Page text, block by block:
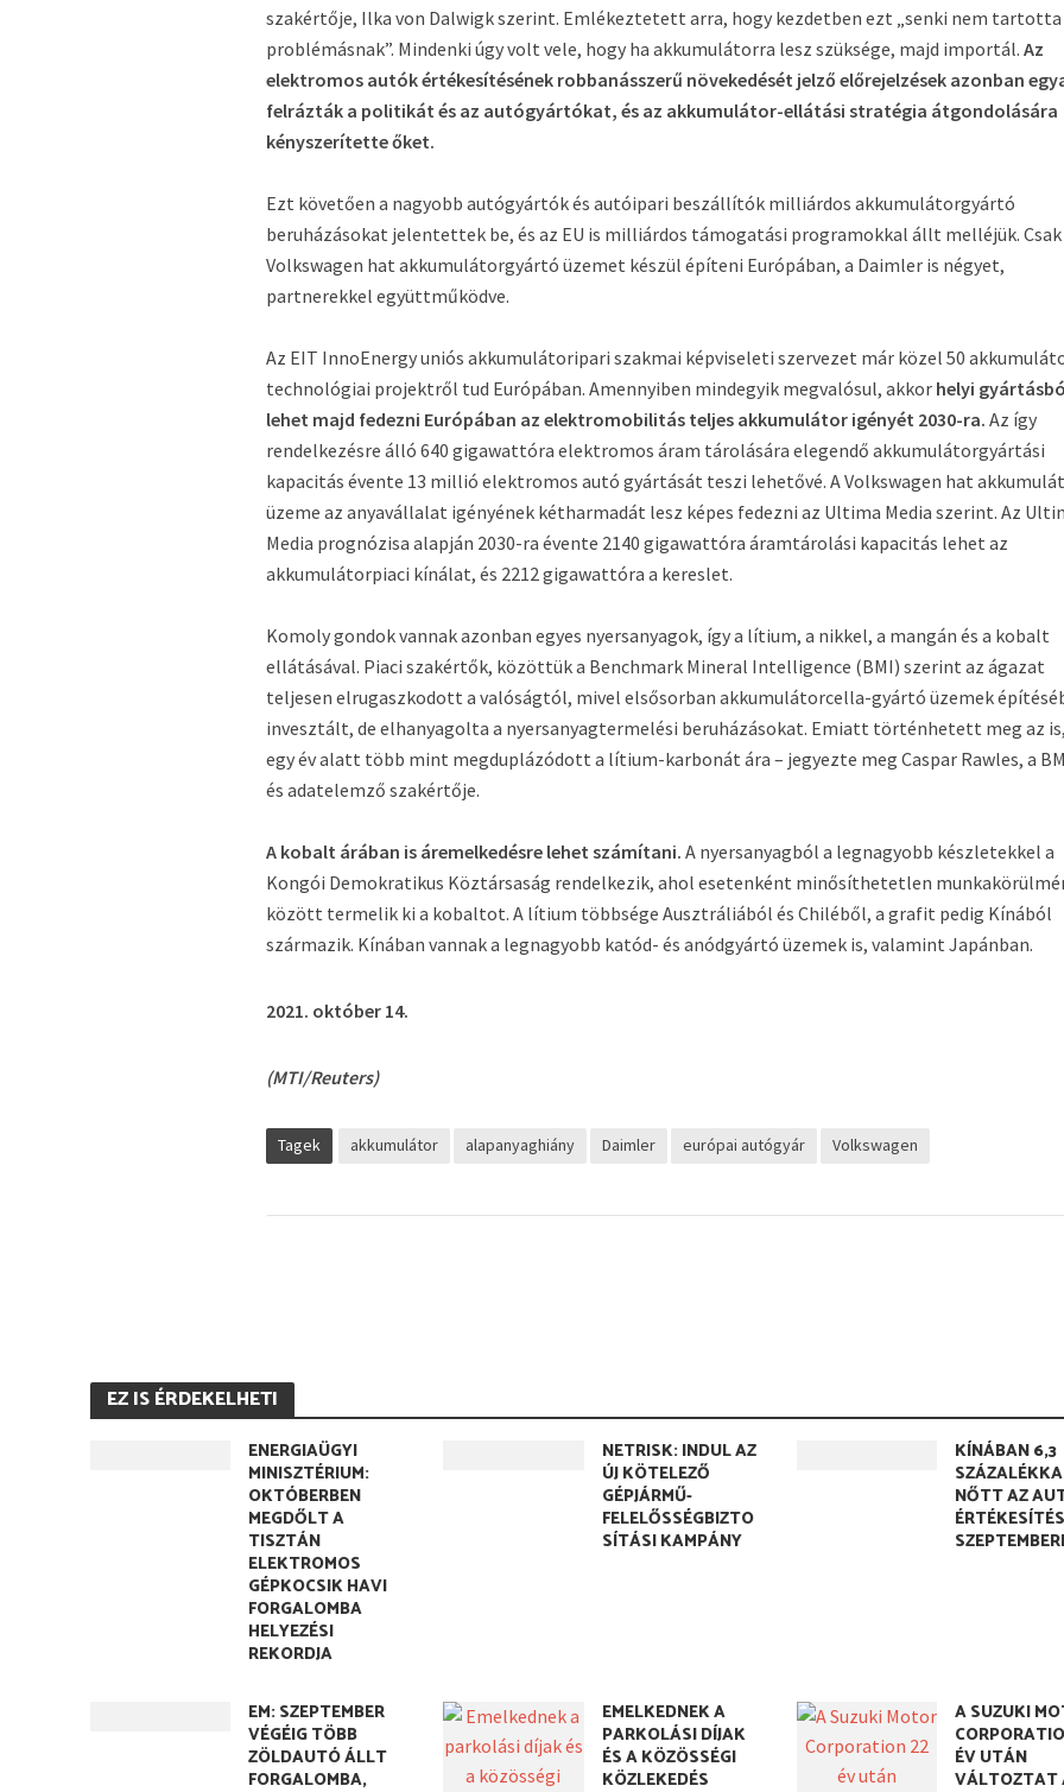
szakértője, Ilka von Dalwigk szerint. Emlékeztetett arra, hogy kezdetben ezt „senki nem tartotta
problémásnak”. Mindenki úgy volt vele, hogy ha akkumulátorra lesz szüksége, majd importál.Az
elektromos autók értékesítésének robbanásszerű növekedését jelző előrejelzések azonban
felrázták a politikát és az autógyártókat, és az akkumulátor-ellátási stratégia átgondolására
kényszerítette őket.
Ezt követően a nagyobb autógyártók és autóipari beszállítók milliárdos akkumulátorgyártó
beruházásokat jelentettek be, és az EU is milliárdos támogatási programokkal állt melléjük. Csak
Volkswagen hat akkumulátorgyártó üzemet készül építeni Európában, a Daimler is négyet,
partnerekkel együttműködve.
Az EIT InnoEnergy uniós akkumulátoripari szakmai képviseleti szervezet már közel 50
technológiai projektről tud Európában. Amennyiben mindegyik megvalósul, akkor helyi
lehet majd fedezni Európában az elektromobilitás teljes akkumulátor igényét 2030-ra. Az így
rendelkezésre álló 640 gigawattóra elektromos áram tárolására elegendő akkumulátorgyártási
kapacitás évente 13 millió elektromos autó gyártását teszi lehetővé. A Volkswagen hat
üzeme az anyavállalat igényének kétharmadát lesz képes fedezni az Ultima Media szerint. Az
Media prognózisa alapján 2030-ra évente 2140 gigawattóra áramtárolási kapacitás lehet az
akkumulátorpiaci kínálat, és 2212 gigawattóra a kereslet.
Komoly gondok vannak azonban egyes nyersanyagok, így a lítium, a nikkel, a mangán és a kobalt
ellátásával. Piaci szakértők, közöttük a Benchmark Mineral Intelligence (BMI) szerint az ágazat
teljesen elrugaszkodott a valóságtól, mivel elsősorban akkumulátorcella-gyártó üzemek
invesztált, de elhanyagolta a nyersanyagtermelési beruházásokat. Emiatt történhetett meg az
egy év alatt több mint megduplázódott a lítium-karbonát ára – jegyezte meg Caspar Rawles, a
és adatelemző szakértője.
A kobalt árában is áremelkedésre lehet számítani.A nyersanyagból a legnagyobb készletekkel a
Kongói Demokratikus Köztársaság rendelkezik, ahol esetenként minősíthetetlen
között termelik ki a kobaltot. A lítium többsége Ausztráliából és Chiléből, a grafit pedig Kínából
származik. Kínában vannak a legnagyobb katód- és anódgyártó üzemek is, valamint Japánban.
2021. október 14.
(MTI/Reuters)
Tagek akkumulátor alapanyaghiány Daimler európai autógyár Volkswagen
EZ IS ÉRDEKELHETI
ENERGIAÜGYI
MINISZTÉRIUM:
OKTÓBERBEN
MEGDŐLT A
TISZTÁN
ELEKTROMOS
GÉPKOCSIK HAVI
FORGALOMBA
HELYEZÉSI
REKORDJA
NETRISK: INDUL AZ
ÚJ KÖTELEZŐ
GÉPJÁRMŰ-
FELELŐSSÉGBIZTO
SÍTÁSI KAMPÁNY
KÍNÁBAN 6,3
NŐTT AZ
EM: SZEPTEMBER
VÉGÉIG TÖBB
ZÖLDAUTÓ ÁLLT
FORGALOMBA,
EMELKEDNEK A
PARKOLÁSI DÍJAK
ÉS A KÖZÖSSÉGI
KÖZLEKEDÉS
A SUZUKI
ÉV UTÁN
VÁLTOZTAT